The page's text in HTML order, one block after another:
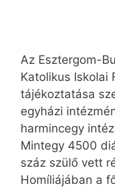
Az Esztergom-
Katolikus Iskolai
tájékoztatása
egyházi
harmincegy
Mintegy 4500
száz szülő vett
Homíliájában a